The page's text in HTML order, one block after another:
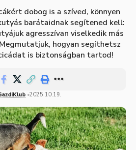
dobog is a szíved, könnyen
barátaidnak segítened kell:
agresszívan viselkedik más
hogyan segíthetsz
is biztonságban tartod!
2025.10.19.